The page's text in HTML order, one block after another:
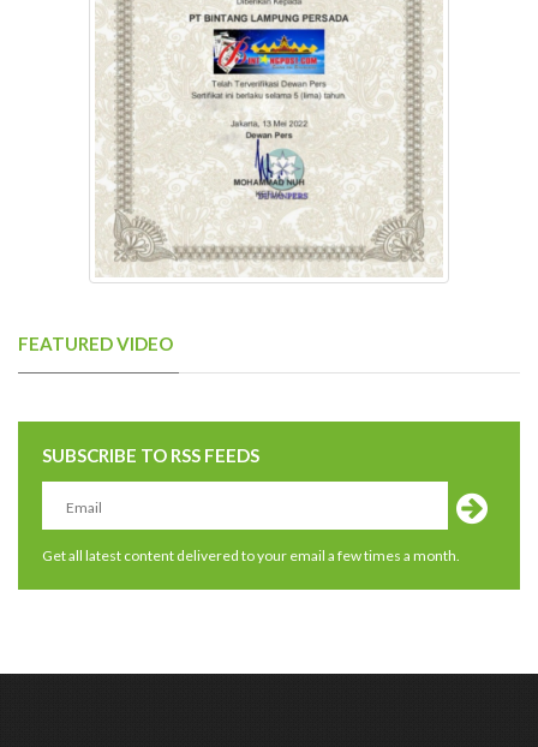
FEATURED VIDEO
SUBSCRIBE TO RSS FEEDS
Get all latest content delivered to your email a few times a month.